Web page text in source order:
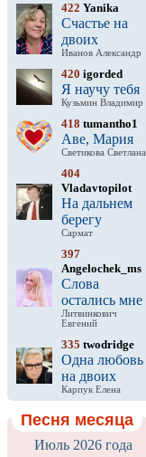
422 Yanika
Счастье на
двоих
Иванов Александр
420 igorded
Я научу тебя
Кузьмин Владимир
418 tumantho1
Аве, Мария
Светикова Светлана
404
Vladavtopilot
На дальнем
берегу
Сармат
397
Angelochek_ms
Слова
остались мне
Литвинкович
Евгений
335 twodridge
Одна любовь
на двоих
Карпук Елена
Песня месяца
Июль 2026 года